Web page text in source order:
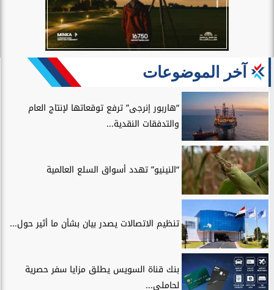
آخر الموضوعات
“هاربور إنرجى” ترفع توقعاتها لإنتاج العام
والتدفقات النقدية...
“النينيو” تهدد أسواق السلع العالمية
تنظيم الاتصالات يصدر بيان بشأن ما أثير حول...
بنك قناة السويس يطلق مزايا سفر حصرية
لحاملي...